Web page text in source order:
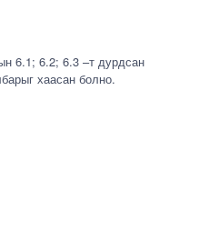
6.1; 6.2; 6.3 –т дурдсан
хаасан болно.